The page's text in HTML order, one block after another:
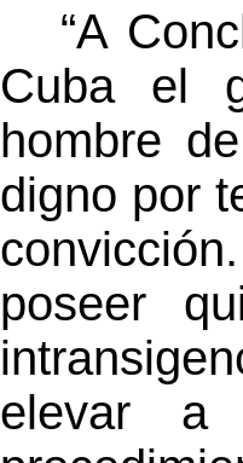
“A
Cuba el
hombre
digno por
poseer
elevar a